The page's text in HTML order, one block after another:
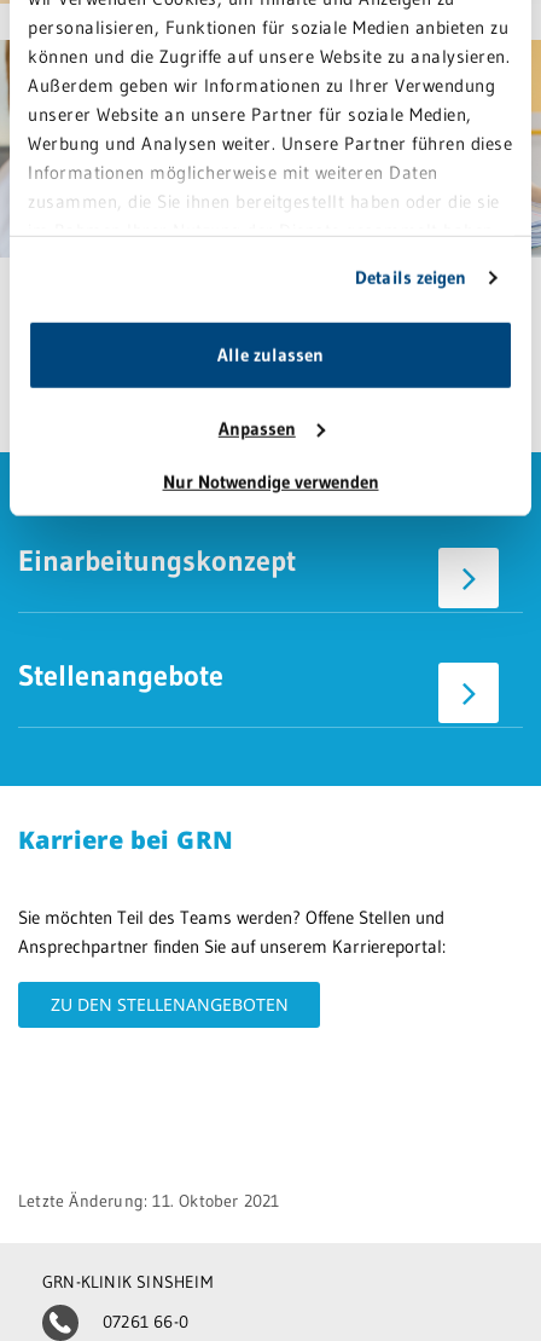
personalisieren, Funktionen für soziale Medien anbieten zu
können und die Zugriffe auf unsere Website zu analysieren.
Außerdem geben wir Informationen zu Ihrer Verwendung
unserer Website an unsere Partner für soziale Medien,
Werbung und Analysen weiter. Unsere Partner führen diese
Informationen möglicherweise mit weiteren Daten
zusammen, die Sie ihnen bereitgestellt haben oder die sie
Details zeigen
Alle zulassen
Anpassen
Nur Notwendige verwenden
Für neue Mitarbeiterinnen und
Mitarbeiter
Einarbeitungskonzept
Stellenangebote
Karriere bei GRN
Sie möchten Teil des Teams werden? Offene Stellen und
Ansprechpartner finden Sie auf unserem Karriereportal:
ZU DEN STELLENANGEBOTEN
Letzte Änderung: 11. Oktober 2021
GRN-KLINIK SINSHEIM
07261 66-0